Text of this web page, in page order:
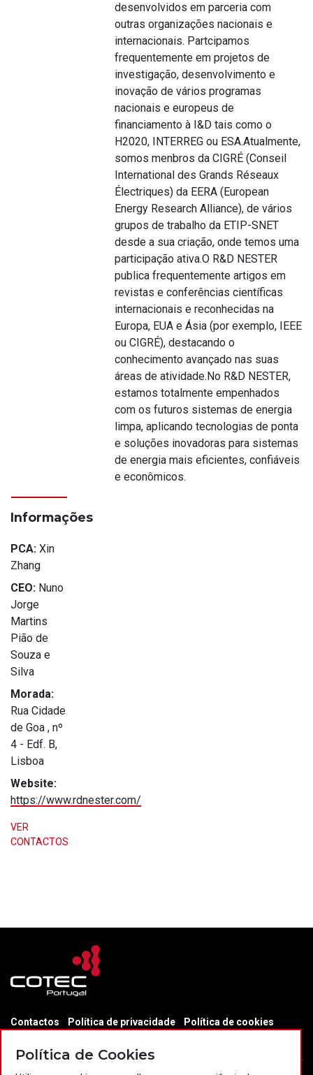
desenvolvidos em parceria com
outras organizações nacionais e
internacionais. Partcipamos
frequentemente em projetos de
investigação, desenvolvimento e
inovação de vários programas
nacionais e europeus de
financiamento à I&D tais como o
H2020, INTERREG ou ESA.Atualmente,
somos menbros da CIGRÉ (Conseil
International des Grands Réseaux
Électriques) da EERA (European
Energy Research Alliance), de vários
grupos de trabalho da ETIP-SNET
desde a sua criação, onde temos uma
participação ativa.O R&D NESTER
publica frequentemente artigos em
revistas e conferências científicas
internacionais e reconhecidas na
Europa, EUA e Ásia (por exemplo, IEEE
ou CIGRÉ), destacando o
conhecimento avançado nas suas
áreas de atividade.No R&D NESTER,
estamos totalmente empenhados
com os futuros sistemas de energia
limpa, aplicando tecnologias de ponta
e soluções inovadoras para sistemas
de energia mais eficientes, confiáveis
e econômicos.
Informações
PCA: Xin
Zhang
CEO: Nuno
Jorge
Martins
Pião de
Souza e
Silva
Morada:
Rua Cidade
de Goa , nº
4 - Edf. B,
Lisboa
Website:
https://www.rdnester.com/
VER
CONTACTOS
Contactos Política de privacidade
Política de cookies
Política de Cookies